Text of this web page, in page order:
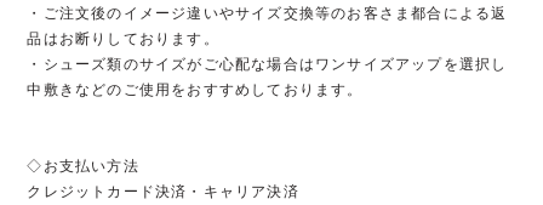
・ご注文後のイメージ違いやサイズ交換等のお客さま都合による返
品はお断りしております。
・シューズ類のサイズがご心配な場合はワンサイズアップを選択し
中敷きなどのご使用をおすすめしております。
◇お支払い方法
クレジットカード決済・キャリア決済